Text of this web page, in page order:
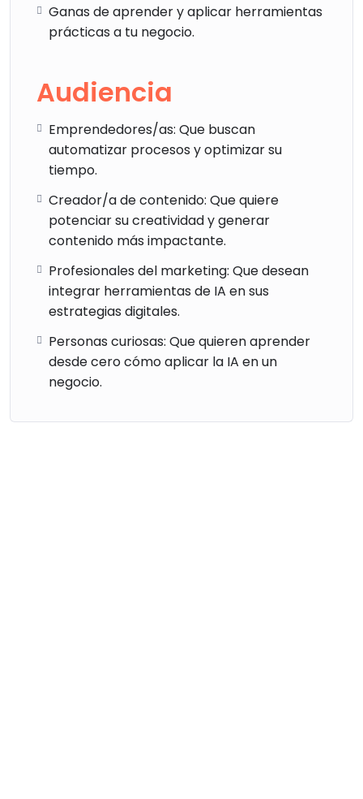
Ganas de aprender y aplicar herramientas
prácticas a tu negocio.
Audiencia
Emprendedores/as: Que buscan
automatizar procesos y optimizar su
tiempo.
Creador/a de contenido: Que quiere
potenciar su creatividad y generar
contenido más impactante.
Profesionales del marketing: Que desean
integrar herramientas de IA en sus
estrategias digitales.
Personas curiosas: Que quieren aprender
desde cero cómo aplicar la IA en un
negocio.